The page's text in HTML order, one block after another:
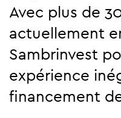
Avec plus de
actuellement
Sambrinvest
expérience
financement